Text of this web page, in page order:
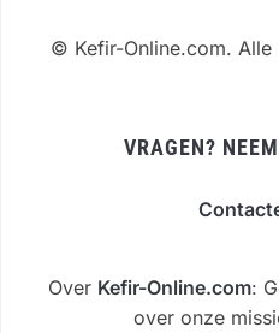
© Kefir-Online.com.
VRAGEN?
Over Kefir-Online.com:
over onze